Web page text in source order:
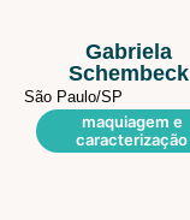
Gabriela
Schembeck
São Paulo/SP
maquiagem e
caracterização